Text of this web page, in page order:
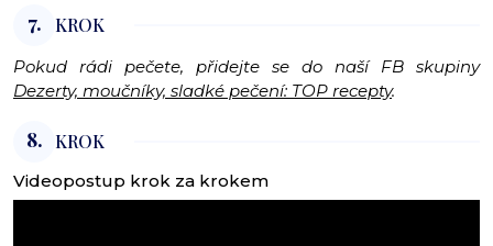
7. KROK
Pokud rádi pečete, přidejte se do naší FB skupiny
Dezerty, moučníky, sladké pečení: TOP recepty.
8. KROK
Videopostup krok za krokem